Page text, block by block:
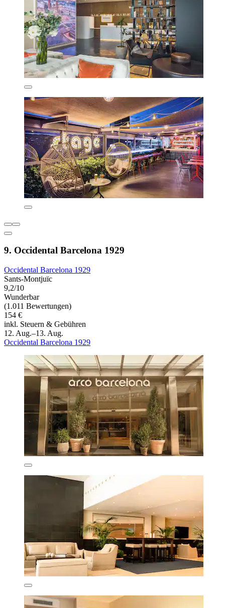
9. Occidental Barcelona 1929
Occidental Barcelona 1929
Sants-Montjuïc
9,2/10
Wunderbar
(1.011 Bewertungen)
154 €
inkl. Steuern & Gebühren
12. Aug.–13. Aug.
Occidental Barcelona 1929